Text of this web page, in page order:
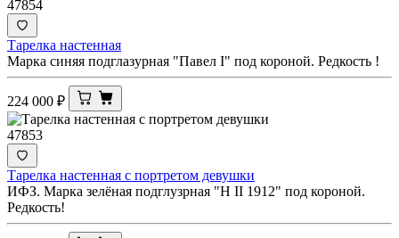
47854
Тарелка настенная
Марка синяя подглазурная "Павел I" под короной. Редкость !
224 000 ₽
47853
Тарелка настенная с портретом девушки
ИФЗ. Марка зелёная подглузрная "Н II 1912" под короной.
Редкость!